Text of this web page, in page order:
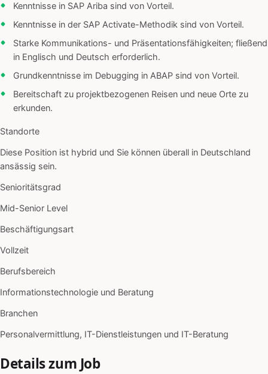
Kenntnisse in SAP Ariba sind von Vorteil.
Kenntnisse in der SAP Activate-Methodik sind von Vorteil.
Starke Kommunikations- und Präsentationsfähigkeiten; fließend
in Englisch und Deutsch erforderlich.
Grundkenntnisse im Debugging in ABAP sind von Vorteil.
Bereitschaft zu projektbezogenen Reisen und neue Orte zu
erkunden.
Standorte
Diese Position ist hybrid und Sie können überall in Deutschland
ansässig sein.
Senioritätsgrad
Mid-Senior Level
Beschäftigungsart
Vollzeit
Berufsbereich
Informationstechnologie und Beratung
Branchen
Personalvermittlung, IT-Dienstleistungen und IT-Beratung
Details zum Job